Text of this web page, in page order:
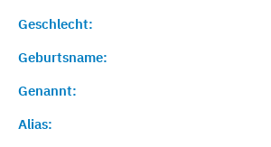
Geschlecht:
Geburtsname:
Genannt:
Alias: